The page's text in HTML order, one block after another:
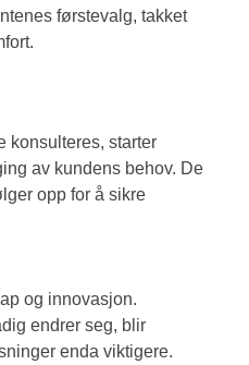
førstevalg, takket
konsulteres, starter
av kundens behov. De
opp for å sikre
og innovasjon.
endrer seg, blir
enda viktigere.